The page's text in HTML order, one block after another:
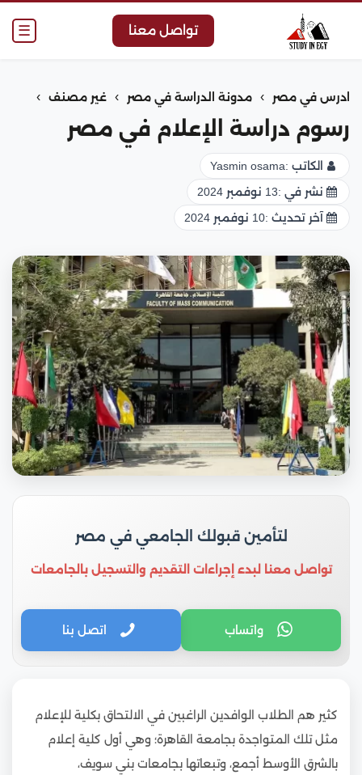
☰ تواصل معنا
ادرس في مصر › مدونة الدراسة في مصر › غير مصنف ›
رسوم دراسة الإعلام في مصر
الكاتب :Yasmin osama
نشر في :13 نوفمبر 2024
آخر تحديث :10 نوفمبر 2024
لتأمين قبولك الجامعي في مصر
تواصل معنا لبدء إجراءات التقديم والتسجيل بالجامعات
واتساب اتصل بنا
كثير هم الطلاب الوافدين الراغبين في الالتحاق بكلية للإعلام
مثل تلك المتواجدة بجامعة القاهرة؛ وهي أول كلية إعلام
بالشرق الأوسط أجمع، وتبعاتها بجامعات بني سويف،